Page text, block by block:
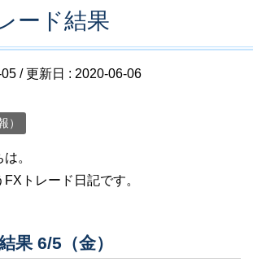
ード結果
/ 更新日 : 2020-06-06
）
。
トレード日記です。
果 6/5（金）